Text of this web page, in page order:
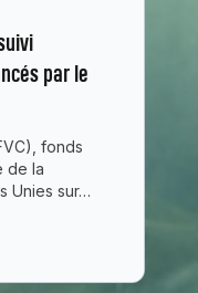
par le
fonds
de la
Unies sur…